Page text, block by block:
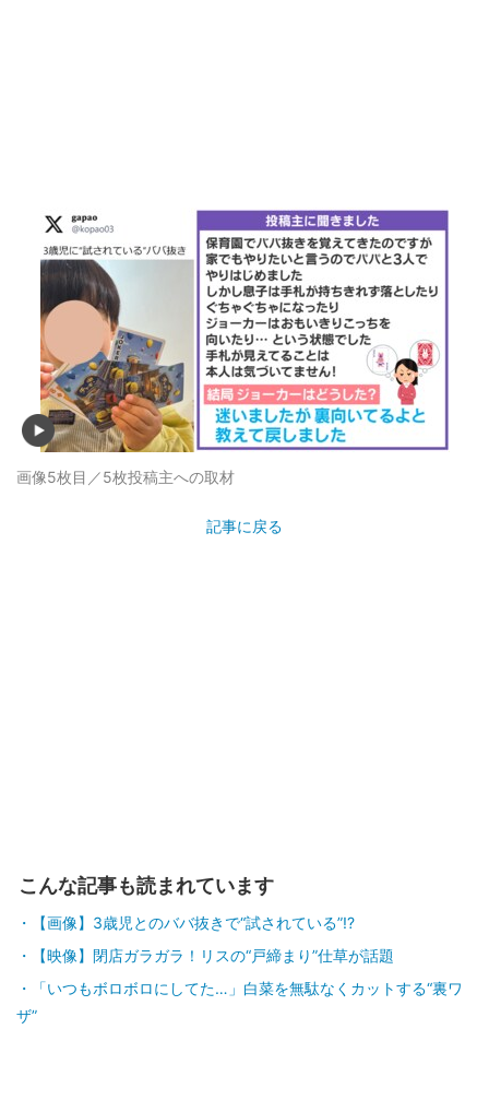
画像5枚目／5枚投稿主への取材
記事に戻る
こんな記事も読まれています
【画像】3歳児とのババ抜きで“試されている”!?
【映像】閉店ガラガラ！リスの“戸締まり”仕草が話題
「いつもボロボロにしてた…」白菜を無駄なくカットする“裏ワ
ザ”